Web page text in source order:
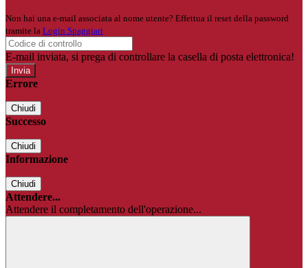
Non hai una e-mail associata al nome utente? Effettua il reset della password
tramite la Login Spaggiari
E-mail inviata, si prega di controllare la casella di posta elettronica!
Errore
Chiudi
Successo
Chiudi
Informazione
Chiudi
Attendere...
Attendere il completamento dell'operazione...